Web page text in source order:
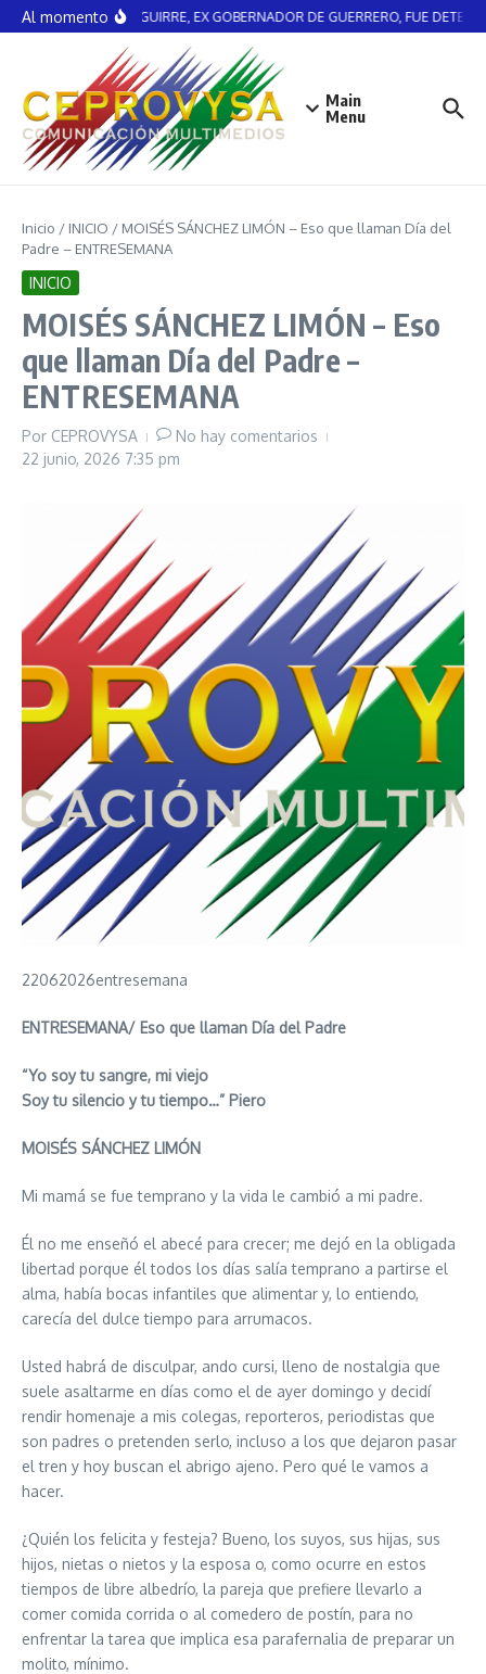
Saltar al contenido
Al momentoÁNGEL AGUIRRE, EX GOBERNADOR DE GUERRERO, FUE
Main
Menu
Inicio / INICIO / MOISÉS SÁNCHEZ LIMÓN – Eso que llaman Día del
Padre – ENTRESEMANA
INICIO
MOISÉS SÁNCHEZ LIMÓN – Eso
que llaman Día del Padre –
ENTRESEMANA
Por CEPROVYSA
No hay comentarios
22 junio, 2026 7:35 pm
22062026entresemana
ENTRESEMANA/ Eso que llaman Día del Padre
“Yo soy tu sangre, mi viejo
Soy tu silencio y tu tiempo…” Piero
MOISÉS SÁNCHEZ LIMÓN
Mi mamá se fue temprano y la vida le cambió a mi padre.
Él no me enseñó el abecé para crecer; me dejó en la obligada
libertad porque él todos los días salía temprano a partirse el
alma, había bocas infantiles que alimentar y, lo entiendo,
carecía del dulce tiempo para arrumacos.
Usted habrá de disculpar, ando cursi, lleno de nostalgia que
suele asaltarme en días como el de ayer domingo y decidí
rendir homenaje a mis colegas, reporteros, periodistas que
son padres o pretenden serlo, incluso a los que dejaron pasar
el tren y hoy buscan el abrigo ajeno. Pero qué le vamos a
hacer.
¿Quién los felicita y festeja? Bueno, los suyos, sus hijas, sus
hijos, nietas o nietos y la esposa o, como ocurre en estos
tiempos de libre albedrío, la pareja que prefiere llevarlo a
comer comida corrida o al comedero de postín, para no
enfrentar la tarea que implica esa parafernalia de preparar un
molito, mínimo.